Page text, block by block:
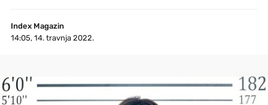
Index Magazin
14:05, 14. travnja 2022.